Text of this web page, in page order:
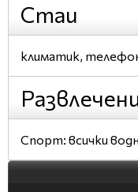
Стаи
климатик,
Спорт: всички